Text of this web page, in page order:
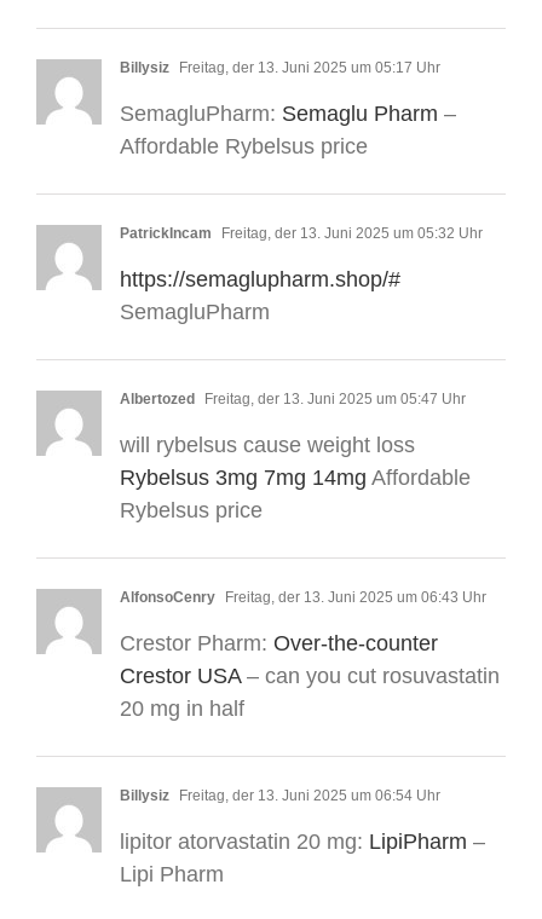
Billysiz Freitag, der 13. Juni 2025 um 05:17 Uhr
SemagluPharm: Semaglu Pharm –
Affordable Rybelsus price
PatrickIncam Freitag, der 13. Juni 2025 um 05:32 Uhr
https://semaglupharm.shop/#
SemagluPharm
Albertozed Freitag, der 13. Juni 2025 um 05:47 Uhr
will rybelsus cause weight loss
Rybelsus 3mg 7mg 14mg Affordable
Rybelsus price
AlfonsoCenry Freitag, der 13. Juni 2025 um 06:43 Uhr
Crestor Pharm: Over-the-counter
Crestor USA– can you cut rosuvastatin
20 mg in half
Billysiz Freitag, der 13. Juni 2025 um 06:54 Uhr
lipitor atorvastatin 20 mg: LipiPharm –
Lipi Pharm